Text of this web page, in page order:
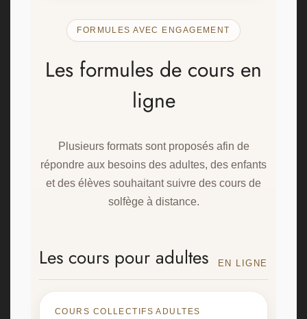
FORMULES AVEC ENGAGEMENT
Les formules de cours en
ligne
Plusieurs formats sont proposés afin de
répondre aux besoins des adultes, des enfants
et des élèves souhaitant suivre des cours de
solfège à distance.
Les cours pour adultes EN LIGNE
COURS COLLECTIFS ADULTES